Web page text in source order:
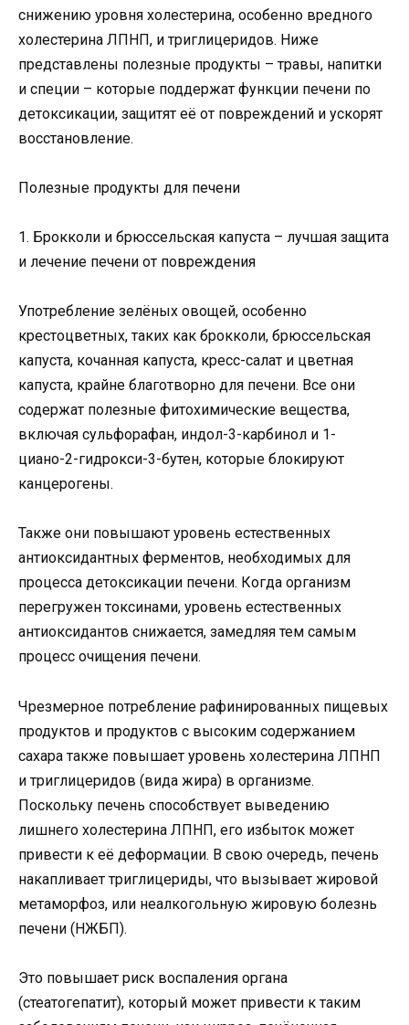
снижению уровня холестерина, особенно вредного
холестерина ЛПНП, и триглицеридов. Ниже
представлены полезные продукты – травы, напитки
и специи – которые поддержат функции печени по
детоксикации, защитят её от повреждений и ускорят
восстановление.
Полезные продукты для печени
1. Брокколи и брюссельская капуста – лучшая защита
и лечение печени от повреждения
Употребление зелёных овощей, особенно
крестоцветных, таких как брокколи, брюссельская
капуста, кочанная капуста, кресс-салат и цветная
капуста, крайне благотворно для печени. Все они
содержат полезные фитохимические вещества,
включая сульфорафан, индол-3-карбинол и 1-
циано-2-гидрокси-3-бутен, которые блокируют
канцерогены.
Также они повышают уровень естественных
антиоксидантных ферментов, необходимых для
процесса детоксикации печени. Когда организм
перегружен токсинами, уровень естественных
антиоксидантов снижается, замедляя тем самым
процесс очищения печени.
Чрезмерное потребление рафинированных пищевых
продуктов и продуктов с высоким содержанием
сахара также повышает уровень холестерина ЛПНП
и триглицеридов (вида жира) в организме.
Поскольку печень способствует выведению
лишнего холестерина ЛПНП, его избыток может
привести к её деформации. В свою очередь, печень
накапливает триглицериды, что вызывает жировой
метаморфоз, или неалкогольную жировую болезнь
печени (НЖБП).
Это повышает риск воспаления органа
(стеатогепатит), который может привести к таким